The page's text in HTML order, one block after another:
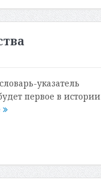
указатель
первое в истории